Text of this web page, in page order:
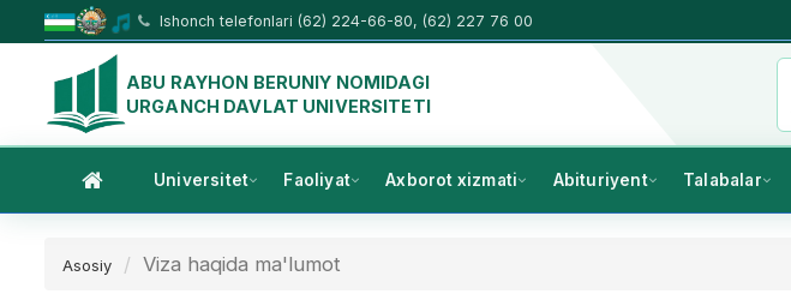
Ishonch telefonlari (62) 224-66-80, (62) 227 76 00
ABU RAYHON BERUNIY NOMIDAGI
URGANCH DAVLAT UNIVERSITETI
Universitet Faoliyat Axborot xizmati Abituriyent Talabalar
Asosiy Viza haqida ma'lumot